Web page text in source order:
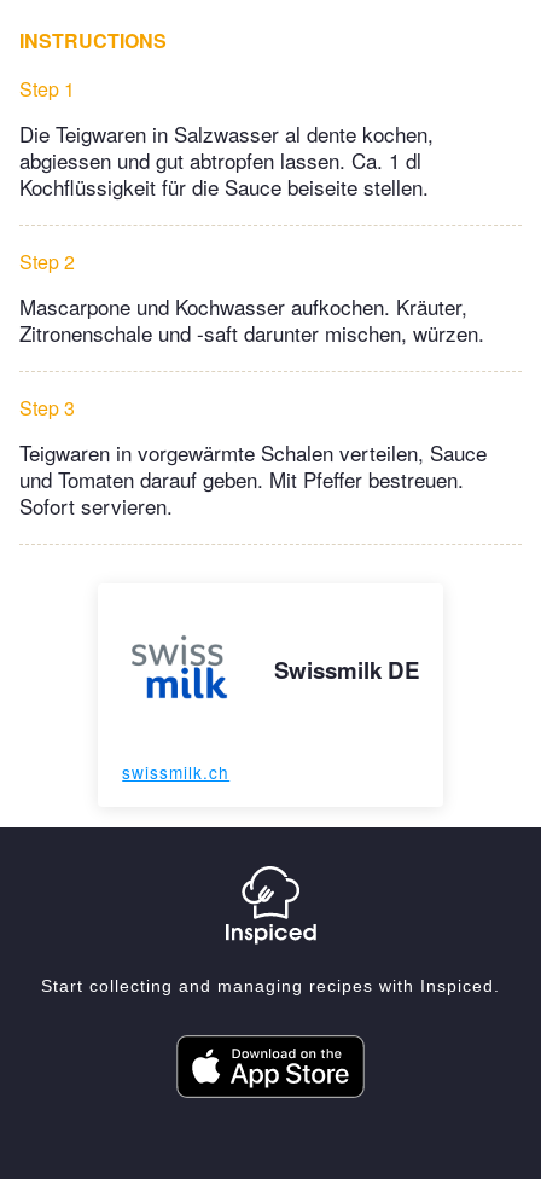
INSTRUCTIONS
Step 1
Die Teigwaren in Salzwasser al dente kochen,
abgiessen und gut abtropfen lassen. Ca. 1 dl
Kochflüssigkeit für die Sauce beiseite stellen.
Step 2
Mascarpone und Kochwasser aufkochen. Kräuter,
Zitronenschale und -saft darunter mischen, würzen.
Step 3
Teigwaren in vorgewärmte Schalen verteilen, Sauce
und Tomaten darauf geben. Mit Pfeffer bestreuen.
Sofort servieren.
Swissmilk DE
swissmilk.ch
Start collecting and managing recipes with Inspiced.